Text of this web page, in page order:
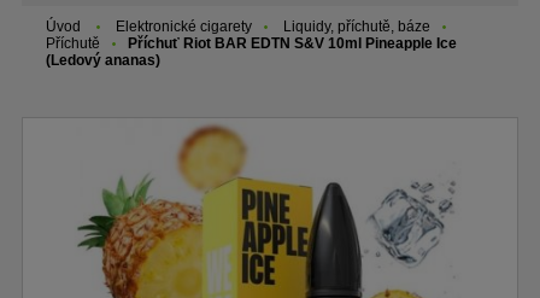
Úvod Elektronické cigarety
Liquidy, příchutě, báze
Příchutě
Příchuť Riot BAR EDTN S&V 10ml Pineapple Ice
(Ledový ananas)